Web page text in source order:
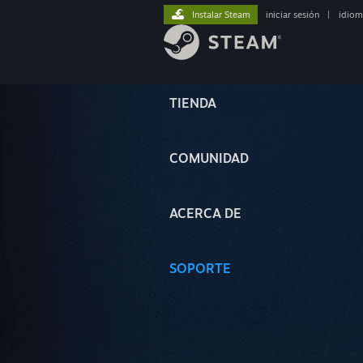
TIENDA
COMUNIDAD
ACERCA DE
SOPORTE
Instalar Steam iniciar sesión